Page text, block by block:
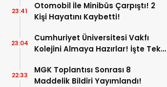
Otomobil İle Minibüs Çarpıştı! 2
Kişi Hayatını Kaybetti!
23:41
Cumhuriyet Üniversitesi Vakfı
Kolejini Almaya Hazırlar! İşte Tek
23:04
MGK Toplantısı Sonrası 8
Maddelik Bildiri Yayımlandı!
22:33